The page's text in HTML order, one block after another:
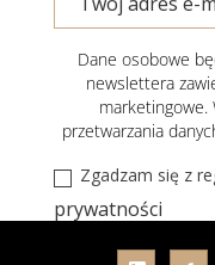
Dane osobowe
newslettera
marketingowe.
przetwarzania
Zgadzam się z
prywatności